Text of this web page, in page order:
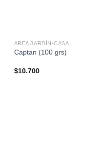
AREA JARDÍN-CASA
Captan (100 grs)
$10.700